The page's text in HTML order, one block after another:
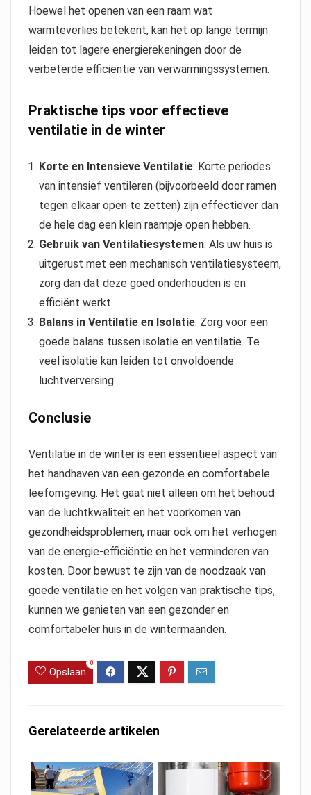
Hoewel het openen van een raam wat
warmteverlies betekent, kan het op lange termijn
leiden tot lagere energierekeningen door de
verbeterde efficiëntie van verwarmingssystemen.
Praktische tips voor effectieve
ventilatie in de winter
Korte en Intensieve Ventilatie: Korte periodes
van intensief ventileren (bijvoorbeeld door ramen
tegen elkaar open te zetten) zijn effectiever dan
de hele dag een klein raampje open hebben.
Gebruik van Ventilatiesystemen: Als uw huis is
uitgerust met een mechanisch ventilatiesysteem,
zorg dan dat deze goed onderhouden is en
efficiënt werkt.
Balans in Ventilatie en Isolatie: Zorg voor een
goede balans tussen isolatie en ventilatie. Te
veel isolatie kan leiden tot onvoldoende
luchtverversing.
Conclusie
Ventilatie in de winter is een essentieel aspect van
het handhaven van een gezonde en comfortabele
leefomgeving. Het gaat niet alleen om het behoud
van de luchtkwaliteit en het voorkomen van
gezondheidsproblemen, maar ook om het verhogen
van de energie-efficiëntie en het verminderen van
kosten. Door bewust te zijn van de noodzaak van
goede ventilatie en het volgen van praktische tips,
kunnen we genieten van een gezonder en
comfortabeler huis in de wintermaanden.
Opslaan
0
Gerelateerde artikelen